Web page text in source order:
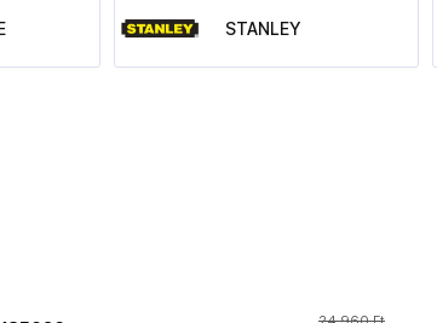
STANLEY